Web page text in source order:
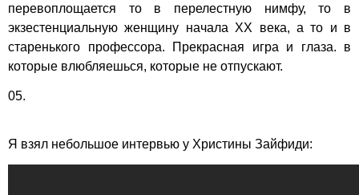
перевоплощается то в перелестную нимфу, то в
экзестенциальную женщину начала XX века, а то и в
старенького профессора. Прекрасная игра и глаза. в
которые влюбляешься, которые не отпускают.
05.
Я взял небольшое интервью у Христины Зайфиди: